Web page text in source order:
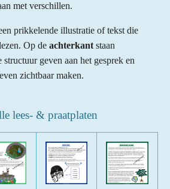
met verschillen.
prikkelende illustratie of tekst die
Op de achterkant staan
geven aan het gesprek en
zichtbaar maken.
lees- & praatplaten